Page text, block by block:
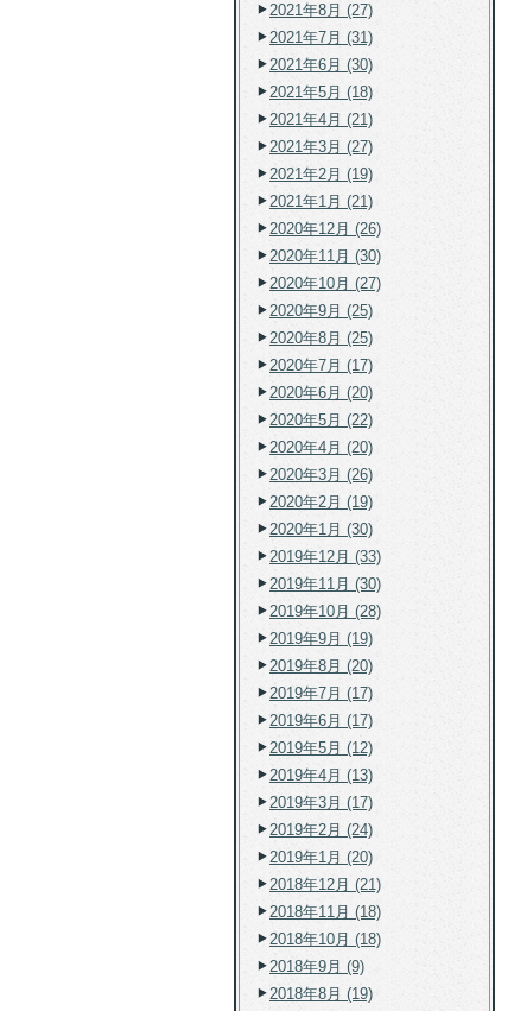
2021年8月 (27)
2021年7月 (31)
2021年6月 (30)
2021年5月 (18)
2021年4月 (21)
2021年3月 (27)
2021年2月 (19)
2021年1月 (21)
2020年12月 (26)
2020年11月 (30)
2020年10月 (27)
2020年9月 (25)
2020年8月 (25)
2020年7月 (17)
2020年6月 (20)
2020年5月 (22)
2020年4月 (20)
2020年3月 (26)
2020年2月 (19)
2020年1月 (30)
2019年12月 (33)
2019年11月 (30)
2019年10月 (28)
2019年9月 (19)
2019年8月 (20)
2019年7月 (17)
2019年6月 (17)
2019年5月 (12)
2019年4月 (13)
2019年3月 (17)
2019年2月 (24)
2019年1月 (20)
2018年12月 (21)
2018年11月 (18)
2018年10月 (18)
2018年9月 (9)
2018年8月 (19)